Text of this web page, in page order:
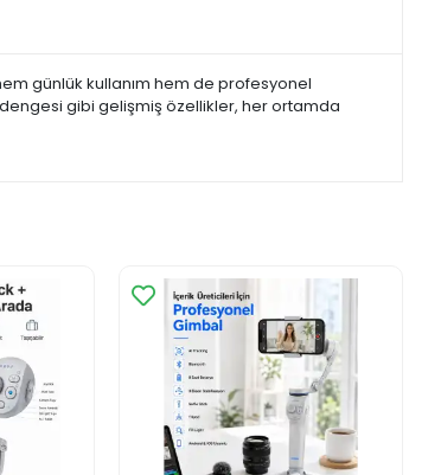
günlük kullanım hem de profesyonel
gibi gelişmiş özellikler, her ortamda